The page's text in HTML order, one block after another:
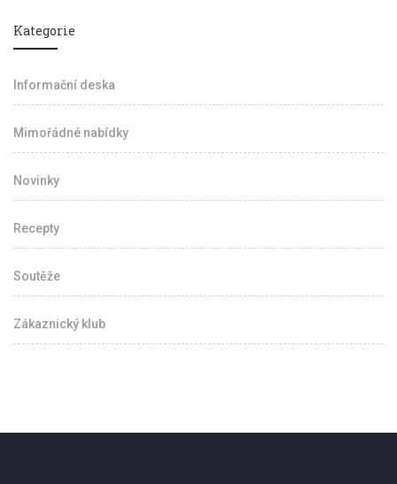
Kategorie
Informační deska
Mimořádné nabídky
Novinky
Recepty
Soutěže
Zákaznický klub